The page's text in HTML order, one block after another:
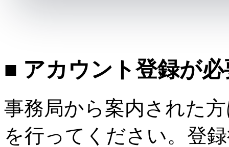
■ アカウント登録が
事務局から案内された
を行ってください。登